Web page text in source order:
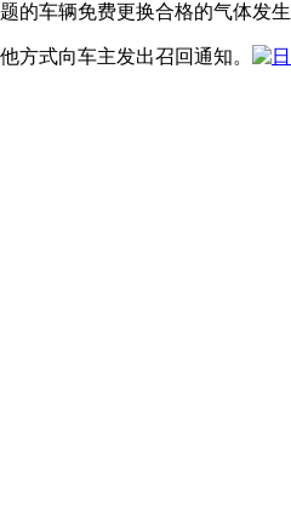
车辆免费更换合格的气体发生
方式向车主发出召回通知。